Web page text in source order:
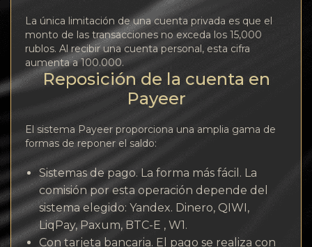
La única limitación de una cuenta privada es que el
monto de las transacciones no exceda los 15,000
rublos. Al recibir una cuenta personal, esta cifra
aumenta a 100.000.
Reposición de la cuenta en
Payeer
El sistema Payeer proporciona una amplia gama de
formas de reponer el saldo:
Sistemas de pago. La forma más fácil. La
comisión por esta operación depende del
sistema elegido: Yandex. Dinero, QIWI,
LiqPay, Paxum, BTC-E , W1.
Con tarjeta bancaria. El pago se realiza con